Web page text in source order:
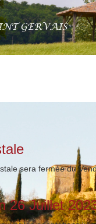
sera fermée du
26 Juillet